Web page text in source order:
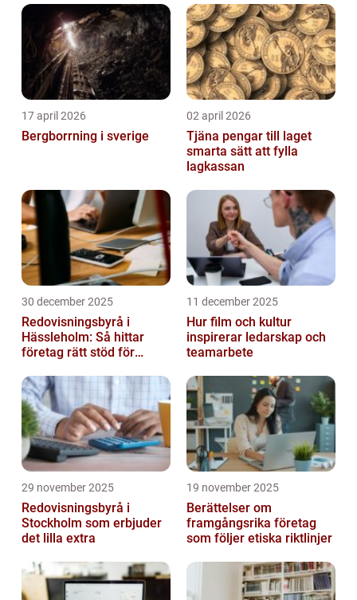
17 april 2026
Bergborrning i sverige
02 april 2026
Tjäna pengar till laget
smarta sätt att fylla
lagkassan
30 december 2025
Redovisningsbyrå i
Hässleholm: Så hittar
företag rätt stöd för
11 december 2025
Hur film och kultur
inspirerar ledarskap och
teamarbete
29 november 2025
Redovisningsbyrå i
Stockholm som erbjuder
det lilla extra
19 november 2025
Berättelser om
framgångsrika företag
som följer etiska riktlinjer